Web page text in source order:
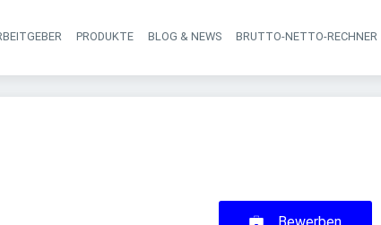
Haupt-Navigation
PRODUKTE BLOG & NEWS BRUTTO-NETTO-RECHNER